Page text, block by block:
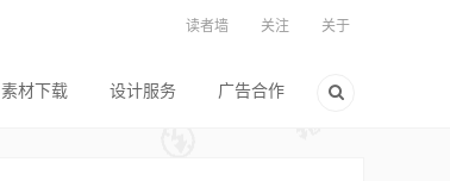
读者墙 关注 关于
素材下载 设计服务 广告合作